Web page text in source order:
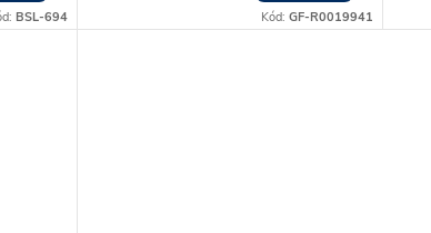
BSL-694 Kód: GF-R0019941